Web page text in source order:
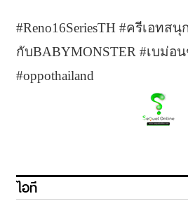
#Reno16SeriesTH #ครีเอทสนุก
กับBABYMONSTER #เบม่อ
#oppothailand
ไอที